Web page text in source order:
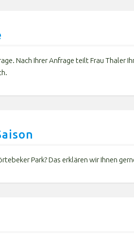
Nach Ihrer Anfrage teilt Frau Thaler
Park? Das erklären wir Ihnen